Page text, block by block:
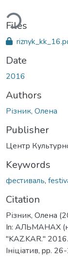
Files
Date
2016
Authors
Різник, Олена
Publisher
Центр
Keywords
фестиваль,
Citation
Різник, Олена
In: АЛЬМАНАХ
"KAZ.KAR."
Ініціатив, pp.